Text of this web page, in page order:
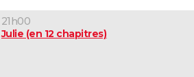
21h00
Julie (en 12 chapitres)